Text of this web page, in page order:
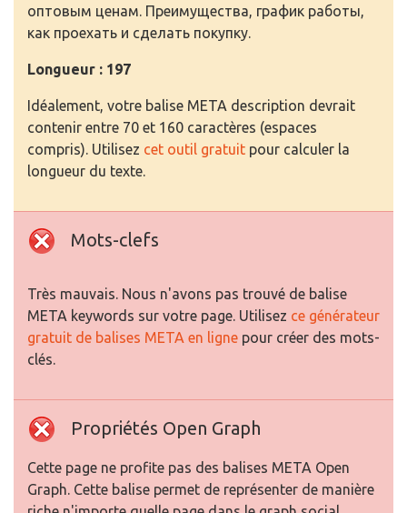
оптовым ценам. Преимущества, график работы,
как проехать и сделать покупку.
Longueur : 197
Idéalement, votre balise META description devrait
contenir entre 70 et 160 caractères (espaces
compris). Utilisez cet outil gratuit pour calculer la
longueur du texte.
Mots-clefs
Très mauvais. Nous n'avons pas trouvé de balise
META keywords sur votre page. Utilisez ce générateur
gratuit de balises META en ligne pour créer des mots-
clés.
Propriétés Open Graph
Cette page ne profite pas des balises META Open
Graph. Cette balise permet de représenter de manière